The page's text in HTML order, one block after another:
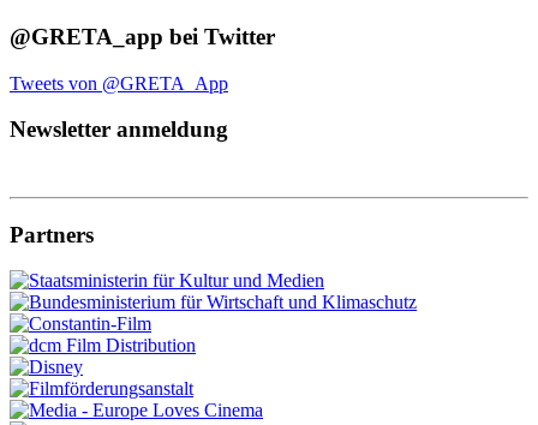
@GRETA_app bei Twitter
Tweets von @GRETA_App
Newsletter anmeldung
Partners